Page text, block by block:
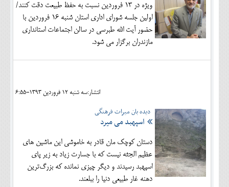
ویژه در 13 فروردین نسبت به حفظ طبیعت دقت کنند/
اولین جلسه شورای اداری استان شنبه 16 فروردين با
حضور آیت الله طبرسی در سالن اجتماعات استانداري
مازندران برگزار مي شود.
انتشار:سه شنبه 12 فروردين 1393-6:55
دیده بان میراث فرهنگی
اسپهبد می میرد
دستان کوچک مان قادر به خاموشی این ماشین های
عظیم الجثه نیست که با جسارت زیاد به زیر پای
اسپهبد رسیدند و دیگر چیزی نمانده که بزرگ‌ترين
دهنه غار طبيعي دنیا را ببلعند.